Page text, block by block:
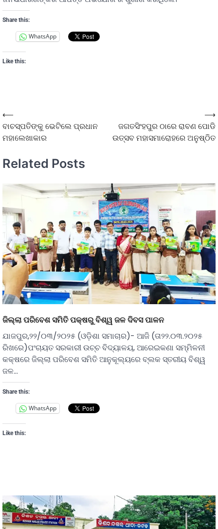
Share this:
WhatsApp
Like this:
⟵
ବାଚସ୍ପତିଙ୍କୁ ଭେଟିଲେ ପ୍ରଧାନ
ମହାଲେଖାକାର
ଜଗତସିଂହପୁର ଠାରେ ରାବଣ ପୋଡି
ଉତ୍ସବ ମହାସମାରୋହରେ ଅନୁଷ୍ଠିତ
⟶
Related Posts
ଜିଲ୍ଲା ପରିବେଶ ସମିତି ପକ୍ଷରୁ ବିଶ୍ୱ ଜଳ ଦିବସ ପାଳନ
ଯାଜପୁର,୨୨/୦୩/୨୦୨୫ (ଓଡ଼ିଶା ସମାଚାର)- ଆଜି (ତା୨୨.୦୩.୨୦୨୫
ରିଖରେ)ପଂଚାୟତ ସରକାରୀ ଉଚ୍ଚ ବିଦ୍ୟାଳୟ, ଆରେଇକଣା ସମ୍ମିଳନୀ
କକ୍ଷରେ ଜିଲ୍ଲା ପରିବେଶ ସମିତି ଆନୁକୂଲ୍ୟରେ ବ୍ଲକ ସ୍ତରୀୟ ବିଶ୍ୱ
ଜଳ…
Share this:
WhatsApp
Like this: